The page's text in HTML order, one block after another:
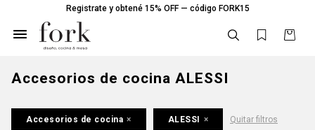
Registrate y obtené 15% OFF — código FORK15

Accesorios de cocina ALESSI
Accesorios de cocina ALESSI Quitar filtros